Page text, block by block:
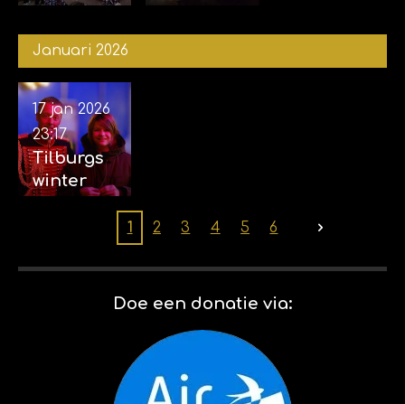
02-2026
Drakenrij
Januari 2026
Tilburgs
winter
17 jan 2026
23:17
1 2 3 4 5 6
Doe een donatie via: